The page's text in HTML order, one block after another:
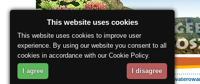
O regionie Wasz urlop
This website uses cookies
This website uses cookies to improve user
experience. By using our website you consent to all
cookies in accordance with our Cookie Policy.
I agree I disagree